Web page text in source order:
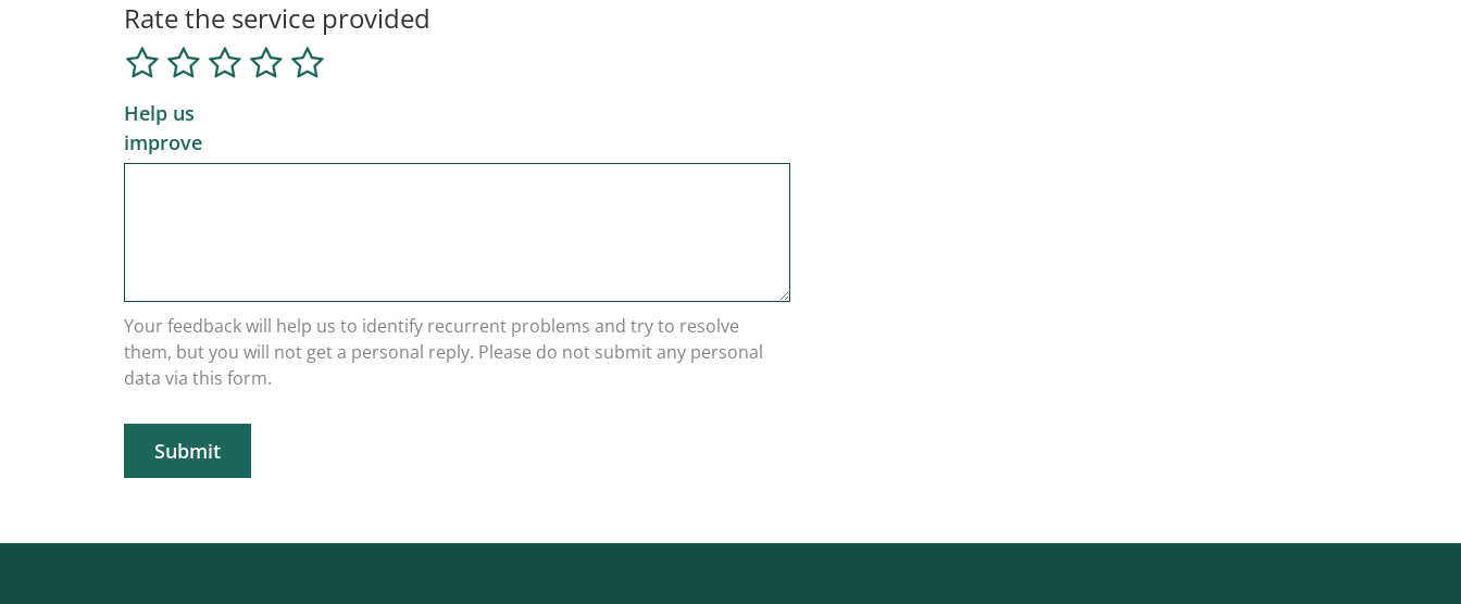
Rate the service provided
Help us
improve
Your feedback will help us to identify recurrent problems and try to resolve
them, but you will not get a personal reply. Please do not submit any personal
data via this form.
Submit